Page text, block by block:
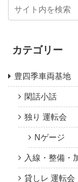
カテゴリー
豊四季車両基地
閑話小話
独り 運転会
Nゲージ
入線・整備・
貸しレ 運転会